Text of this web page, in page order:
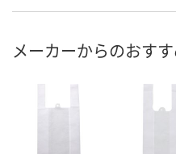
メーカーからのおす